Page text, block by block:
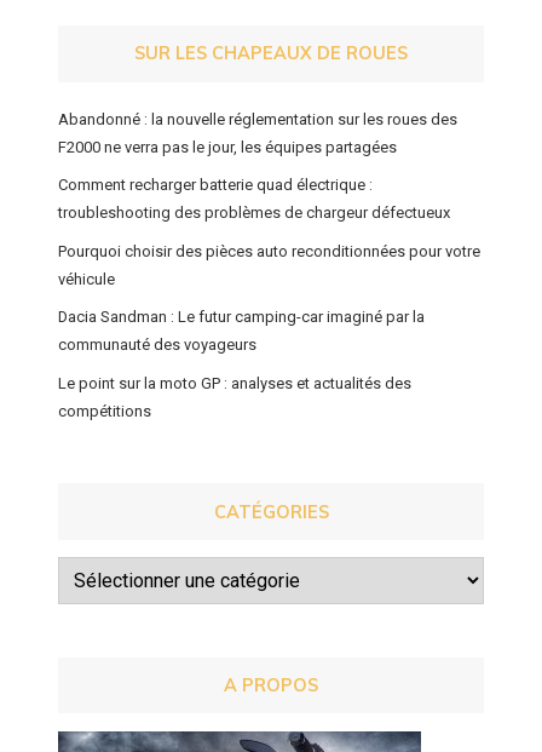
SUR LES CHAPEAUX DE ROUES
Abandonné : la nouvelle réglementation sur les roues des
F2000 ne verra pas le jour, les équipes partagées
Comment recharger batterie quad électrique :
troubleshooting des problèmes de chargeur défectueux
Pourquoi choisir des pièces auto reconditionnées pour votre
véhicule
Dacia Sandman : Le futur camping-car imaginé par la
communauté des voyageurs
Le point sur la moto GP : analyses et actualités des
compétitions
CATÉGORIES
Catégories
A PROPOS